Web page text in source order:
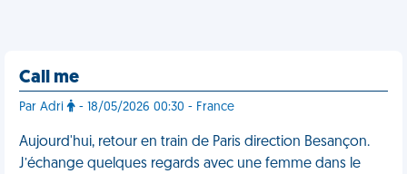
Call me
Par Adri - 18/05/2026 00:30 - France
Aujourd'hui, retour en train de Paris direction Besançon.
J’échange quelques regards avec une femme dans le